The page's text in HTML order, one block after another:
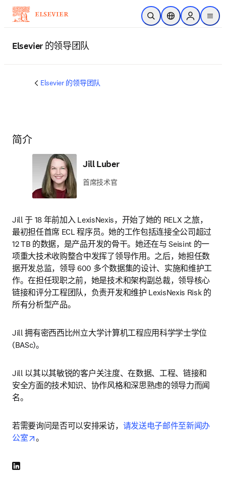
跳转到主内容
开放搜索位置选择器Sign in to
menu
Elsevier 的领导团队
Elsevier 的领导团队
简介
Jill Luber
首席技术官
Jill 于 18 年前加入 LexisNexis，开始了她的 RELX 之旅，
最初担任首席 ECL 程序员。她的工作包括连接全公司超过
12 TB 的数据，是产品开发的骨干。她还在与 Seisint 的一
项重大技术收购整合中发挥了领导作用。之后，她担任数
据开发总监，领导 600 多个数据集的设计、实施和维护工
作。在担任现职之前，她是技术和架构副总裁，领导核心
链接和评分工程团队，负责开发和维护 LexisNexis Risk 的
所有分析型产品。
Jill 拥有密西西比州立大学计算机工程应用科学学士学位
(BASc)。
Jill 以其以其敏锐的客户关注度、在数据、工程、链接和
安全方面的技术知识、协作风格和深思熟虑的领导力而闻
名。
若需要询问是否可以安排采访， 请发送电子邮件至新闻办
公室
opens in new tab/window
。
LinkedIn 在新的选项卡/窗口中打开